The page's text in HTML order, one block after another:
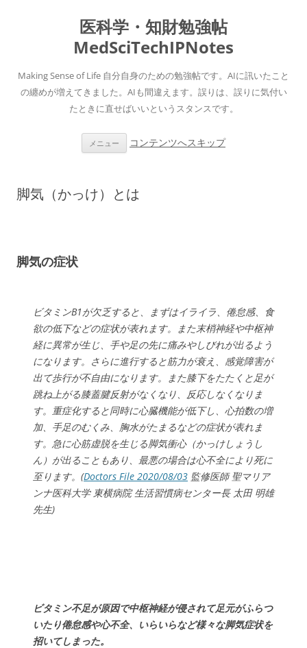
医科学・知財勉強帖
MedSciTechIPNotes
Making Sense of Life 自分自身のための勉強帖です。AIに訊いたこと
の纏めが増えてきました。AIも間違えます。誤りは、誤りに気付い
たときに直せばいいというスタンスです。
メニュー コンテンツへスキップ
脚気（かっけ）とは
脚気の症状
ビタミンB1が欠乏すると、まずはイライラ、倦怠感、食
欲の低下などの症状が表れます。また末梢神経や中枢神
経に異常が生じ、手や足の先に痛みやしびれが出るよう
になります。さらに進行すると筋力が衰え、感覚障害が
出て歩行が不自由になります。また膝下をたたくと足が
跳ね上がる膝蓋腱反射がなくなり、反応しなくなりま
す。重症化すると同時に心臓機能が低下し、心拍数の増
加、手足のむくみ、胸水がたまるなどの症状が表れま
す。急に心筋虚脱を生じる脚気衝心（かっけしょうし
ん）が出ることもあり、最悪の場合は心不全により死に
至ります。(Doctors File 2020/08/03 監修医師 聖マリア
ンナ医科大学 東横病院 生活習慣病センター長 太田 明雄
先生)
ビタミン不足が原因で中枢神経が侵されて足元がふらつ
いたり倦怠感や心不全、いらいらなど様々な脚気症状を
招いてしまった。